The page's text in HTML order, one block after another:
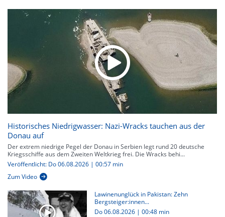
Historisches Niedrigwasser: Nazi-Wracks tauchen aus der
Donau auf
Der extrem niedrige Pegel der Donau in Serbien legt rund 20 deutsche
Kriegsschiffe aus dem Zweiten Weltkrieg frei. Die Wracks behi...
Veröffentlicht: Do 06.08.2026 | 00:57 min
Zum Video
Lawinenunglück in Pakistan: Zehn
Bergsteiger:innen...
Do 06.08.2026 | 00:48 min